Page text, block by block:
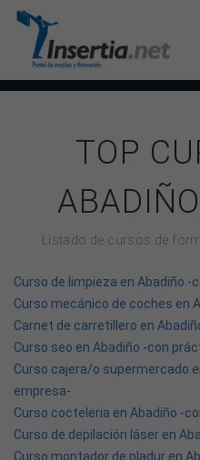
TOP
Listado de cursos de
Curso de limpieza en Abadiño
Curso mecánico de coches en
Carnet de carretillero en
Curso seo en Abadiño -con
Curso cajera/o supermercado
empresa-
Curso cocteleria en Abadiño -
Curso de depilación láser en
Curso montador de pladur en